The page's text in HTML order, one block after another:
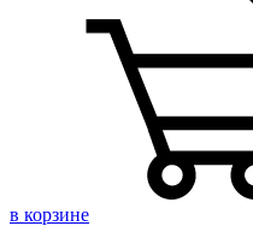
в корзине